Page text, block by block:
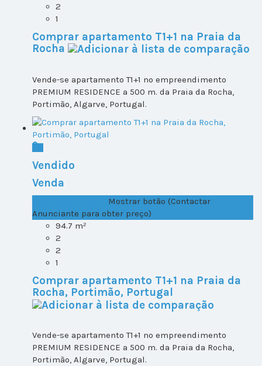
2
1
Comprar apartamento T1+1 na Praia da
Rocha
Vende-se apartamento T1+1 no empreendimento
PREMIUM RESIDENCE a 500 m. da Praia da Rocha,
Portimão, Algarve, Portugal.
Vendido
Venda
Mostrar botão (Contactar
Anunciante para obter preço)
94.7 m²
2
2
1
Comprar apartamento T1+1 na Praia da
Rocha, Portimão, Portugal
Vende-se apartamento T1+1 no empreendimento
PREMIUM RESIDENCE a 500 m. da Praia da Rocha,
Portimão, Algarve, Portugal.